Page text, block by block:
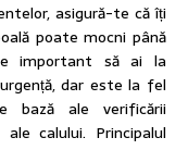
asigură-te că îți
poate mocni până
important să ai la
dar este la fel
bază ale verificării
calului. Principalul